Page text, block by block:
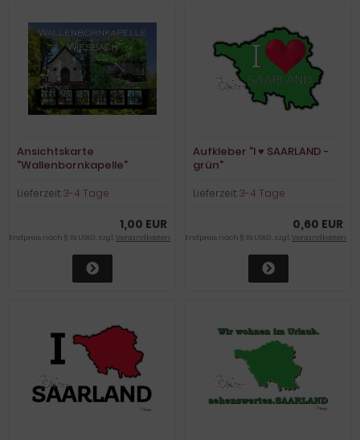
Ansichtskarte
"Wallenbornkapelle"
Lieferzeit:3-4 Tage
1,00 EUR
Endpreis nach § 19 UStG. zzgl.Versandkosten
Aufkleber "I ♥ SAARLAND -
grün"
Lieferzeit:3-4 Tage
0,60 EUR
Endpreis nach § 19 UStG. zzgl.Versandkosten